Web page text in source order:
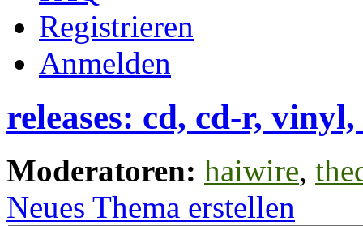
Registrieren
Anmelden
releases: cd, cd-r,
Moderatoren: haiwire,
Neues Thema erstellen